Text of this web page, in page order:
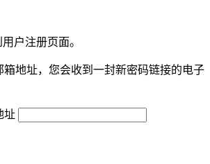
户注册页面。
箱地址，您会收到一封新密码链接的电子
址